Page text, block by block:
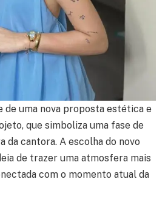
de uma nova proposta estética e
que simboliza uma fase de
da cantora. A escolha do novo
de trazer uma atmosfera mais
com o momento atual da